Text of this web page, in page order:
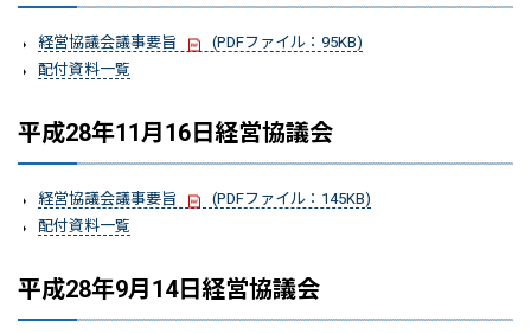
経営協議会議事要旨
(PDFファイル：95KB)
配付資料一覧
平成28年11月16日経営協議会
経営協議会議事要旨
(PDFファイル：145KB)
配付資料一覧
平成28年9月14日経営協議会